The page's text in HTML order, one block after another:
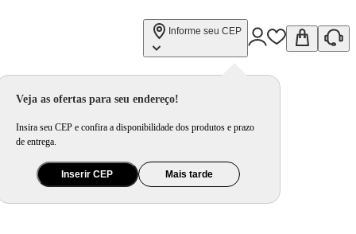
Informe seu CEP
Veja as ofertas para seu endereço!
Insira seu CEP e confira a disponibilidade dos produtos e prazo
de entrega.
Inserir CEP Mais tarde